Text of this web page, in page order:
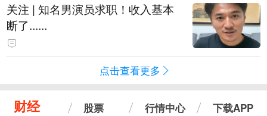
关注 | 知名男演员求职！收入基本
断了......
点击查看更多
财经 股票 行情中心 下载APP